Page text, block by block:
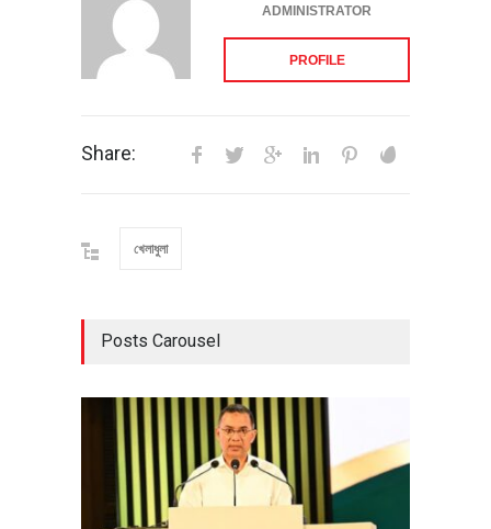
ADMINISTRATOR
PROFILE
Share:
খেলাধুলা
Posts Carousel